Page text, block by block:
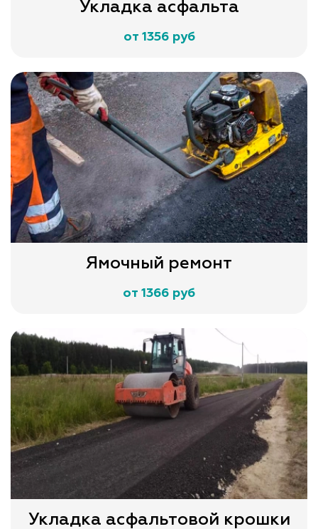
Укладка асфальта
от 1356 руб
Ямочный ремонт
от 1366 руб
Укладка асфальтовой крошки